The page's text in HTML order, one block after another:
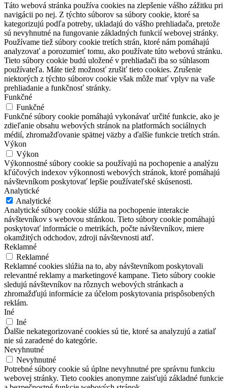
Táto webová stránka používa cookies na zlepšenie vášho zážitku pri
navigácii po nej. Z týchto súborov sa súbory cookie, ktoré sa
kategorizujú podľa potreby, ukladajú do vášho prehliadača, pretože
sú nevyhnutné na fungovanie základných funkcií webovej stránky.
Používame tiež súbory cookie tretích strán, ktoré nám pomáhajú
analyzovať a porozumieť tomu, ako používate túto webovú stránku.
Tieto súbory cookie budú uložené v prehliadači iba so súhlasom
používateľa. Máte tiež možnosť zrušiť tieto cookies. Zrušenie
niektorých z týchto súborov cookie však môže mať vplyv na vaše
prehliadanie a funkčnosť stránky.
Funkčné
Funkčné
Funkčné súbory cookie pomáhajú vykonávať určité funkcie, ako je
zdieľanie obsahu webových stránok na platformách sociálnych
médií, zhromažďovanie spätnej väzby a ďalšie funkcie tretích strán.
Výkon
Výkon
Výkonnostné súbory cookie sa používajú na pochopenie a analýzu
kľúčových indexov výkonnosti webových stránok, ktoré pomáhajú
návštevníkom poskytovať lepšie používateľské skúsenosti.
Analytické
Analytické
Analytické súbory cookie slúžia na pochopenie interakcie
návštevníkov s webovou stránkou. Tieto súbory cookie pomáhajú
poskytovať informácie o metrikách, počte návštevníkov, miere
okamžitých odchodov, zdroji návštevnosti atď.
Reklamné
Reklamné
Reklamné cookies slúžia na to, aby návštevníkom poskytovali
relevantné reklamy a marketingové kampane. Tieto súbory cookie
sledujú návštevníkov na rôznych webových stránkach a
zhromažďujú informácie za účelom poskytovania prispôsobených
reklám.
Iné
Iné
Ďalšie nekategorizované cookies sú tie, ktoré sa analyzujú a zatiaľ
nie sú zaradené do kategórie.
Nevyhnutné
Nevyhnutné
Potrebné súbory cookie sú úplne nevyhnutné pre správnu funkciu
webovej stránky. Tieto cookies anonymne zaisťujú základné funkcie